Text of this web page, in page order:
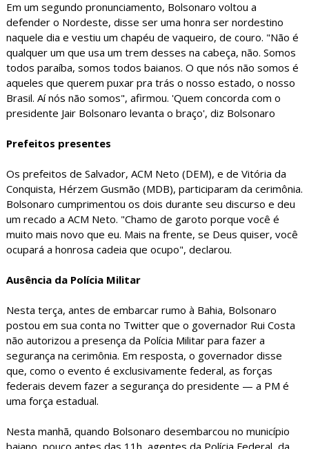
Em um segundo pronunciamento, Bolsonaro voltou a
defender o Nordeste, disse ser uma honra ser nordestino
naquele dia e vestiu um chapéu de vaqueiro, de couro. "Não é
qualquer um que usa um trem desses na cabeça, não. Somos
todos paraíba, somos todos baianos. O que nós não somos é
aqueles que querem puxar pra trás o nosso estado, o nosso
Brasil. Aí nós não somos", afirmou. 'Quem concorda com o
presidente Jair Bolsonaro levanta o braço', diz Bolsonaro
Prefeitos presentes
Os prefeitos de Salvador, ACM Neto (DEM), e de Vitória da
Conquista, Hérzem Gusmão (MDB), participaram da cerimônia.
Bolsonaro cumprimentou os dois durante seu discurso e deu
um recado a ACM Neto. "Chamo de garoto porque você é
muito mais novo que eu. Mais na frente, se Deus quiser, você
ocupará a honrosa cadeia que ocupo", declarou.
Ausência da Polícia Militar
Nesta terça, antes de embarcar rumo à Bahia, Bolsonaro
postou em sua conta no Twitter que o governador Rui Costa
não autorizou a presença da Polícia Militar para fazer a
segurança na cerimônia. Em resposta, o governador disse
que, como o evento é exclusivamente federal, as forças
federais devem fazer a segurança do presidente — a PM é
uma força estadual.
Nesta manhã, quando Bolsonaro desembarcou no município